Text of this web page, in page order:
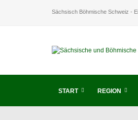
Sächsisch Böhmische Schweiz -
START REGION